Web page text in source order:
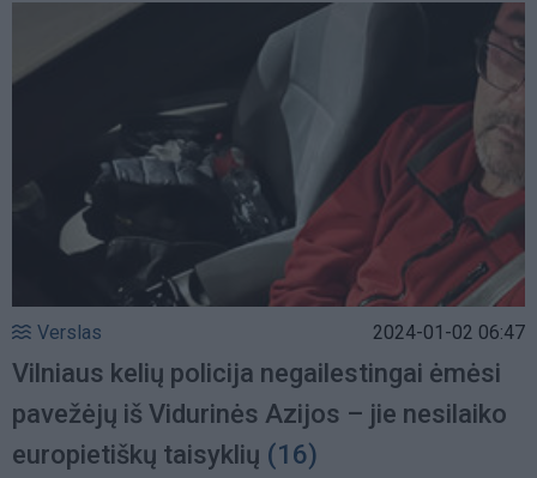
Verslas 2024-01-02 06:47
Vilniaus kelių policija negailestingai ėmėsi
pavežėjų iš Vidurinės Azijos – jie nesilaiko
europietiškų taisyklių (16)